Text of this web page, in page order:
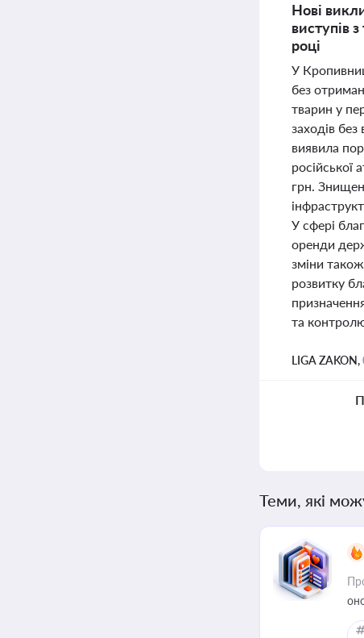
Нові
виступів
році
У
без
тварин у
заходів без
виявила
грн.
У сфері
оренди
зміни
розвитку
та
LIGA ZAKON,
Теми, які